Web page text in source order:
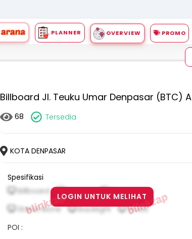
PLANNER OVERVIEW PROMO
Billboard Jl. Teuku Umar Denpasar (BTC) A
68 Tersedia
KOTA DENPASAR
Spesifikasi
Billboard
Stand Alone
Backlight Street
LOGIN UNTUK MELIHAT
POI :